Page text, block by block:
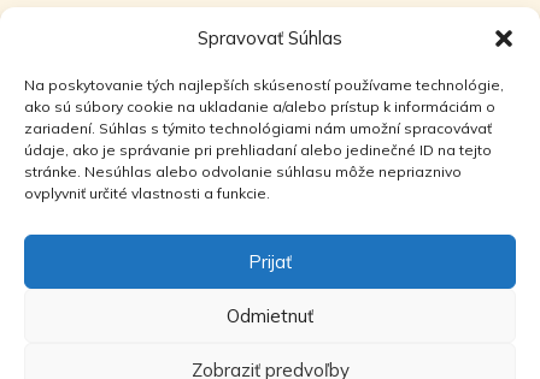
Spravovať Súhlas
Na poskytovanie tých najlepších skúseností používame technológie,
ako sú súbory cookie na ukladanie a/alebo prístup k informáciám o
zariadení. Súhlas s týmito technológiami nám umožní spracovávať
údaje, ako je správanie pri prehliadaní alebo jedinečné ID na tejto
stránke. Nesúhlas alebo odvolanie súhlasu môže nepriaznivo
ovplyvniť určité vlastnosti a funkcie.
Prijať
Odmietnuť
Zobraziť predvoľby
811 03 Bratislava
Obchodnom registri
Okresného súdu Bratislava I,
oddiel: Sro, vložka č.:
+421 905 662 259
alzbeta.csibova@re-
max.sk
RE/MAX Attractive
Hlavná 28/7,
92901 Dunajská
Streda